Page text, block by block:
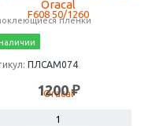
Oracal
пленки
ПЛСАМ074
1200 ₽